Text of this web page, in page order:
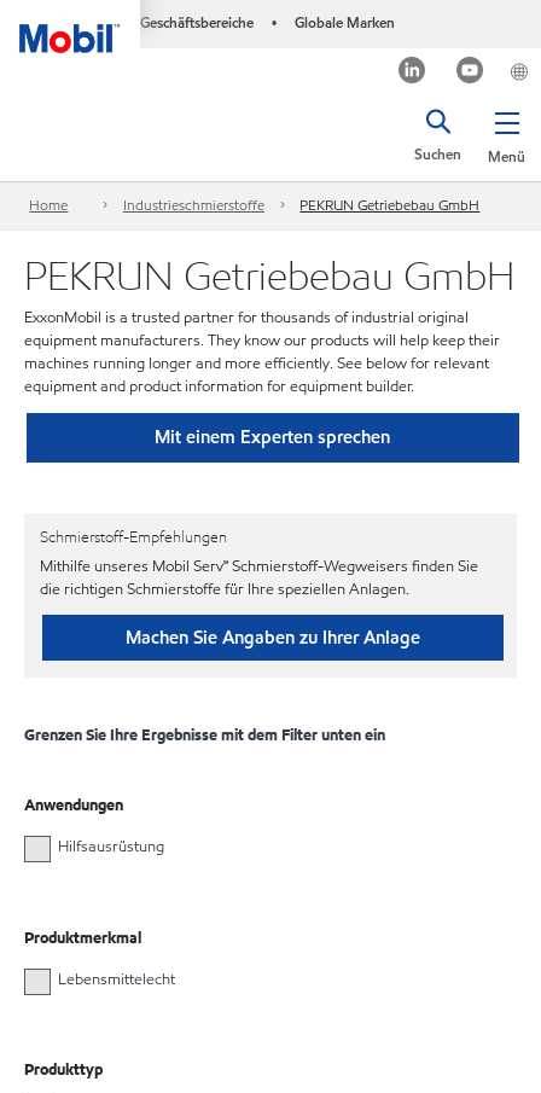
Geschäftsbereiche • Globale Marken
Menü
Suchen
Home Industrieschmierstoffe PEKRUN Getriebebau GmbH
PEKRUN Getriebebau GmbH
ExxonMobil is a trusted partner for thousands of industrial original
equipment manufacturers. They know our products will help keep their
machines running longer and more efficiently. See below for relevant
equipment and product information for equipment builder.
Mit einem Experten sprechen
Schmierstoff-Empfehlungen
Mithilfe unseres Mobil Serv℠ Schmierstoff-Wegweisers finden Sie
die richtigen Schmierstoffe für Ihre speziellen Anlagen.
Machen Sie Angaben zu Ihrer Anlage
Grenzen Sie Ihre Ergebnisse mit dem Filter unten ein
Anwendungen
Hilfsausrüstung
Produktmerkmal
Lebensmittelecht
Produkttyp